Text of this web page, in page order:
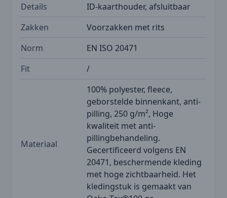
Details
ID-kaarthouder, afsluitbaar
Zakken
Voorzakken met rits
Norm
EN ISO 20471
Fit
/
Materiaal
100% polyester, fleece,
geborstelde binnenkant, anti-
pilling, 250 g/m², Hoge
kwaliteit met anti-
pillingbehandeling.
Gecertificeerd volgens EN
20471, beschermende kleding
met hoge zichtbaarheid. Het
kledingstuk is gemaakt van